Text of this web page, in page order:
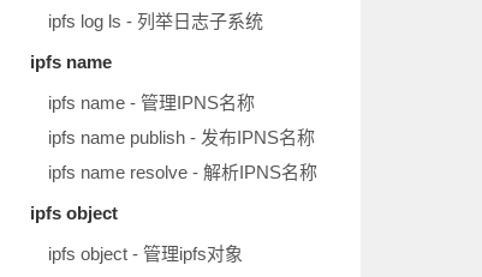
ipfs log ls - 列举日志子系统
ipfs name
ipfs name - 管理IPNS名称
ipfs name publish - 发布IPNS名称
ipfs name resolve - 解析IPNS名称
ipfs object
ipfs object - 管理ipfs对象